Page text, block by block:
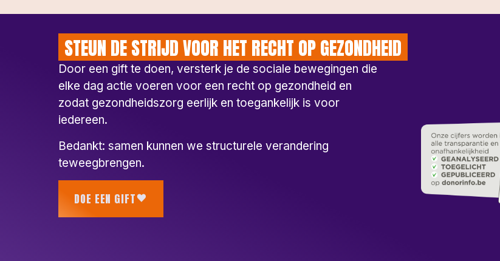
STEUN DE STRIJD VOOR HET RECHT OP GEZONDHEID
Door een gift te doen, versterk je de sociale bewegingen die
elke dag actie voeren voor een recht op gezondheid en
zodat gezondheidszorg eerlijk en toegankelijk is voor
iedereen.
Bedankt: samen kunnen we structurele verandering
teweegbrengen.
DOE EEN GIFT